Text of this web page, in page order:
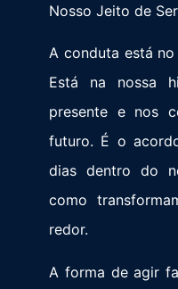
Nosso Jeito de
A conduta está
Está na nossa
presente e nos
futuro. É o
dias dentro do
como
redor.
A forma de agir